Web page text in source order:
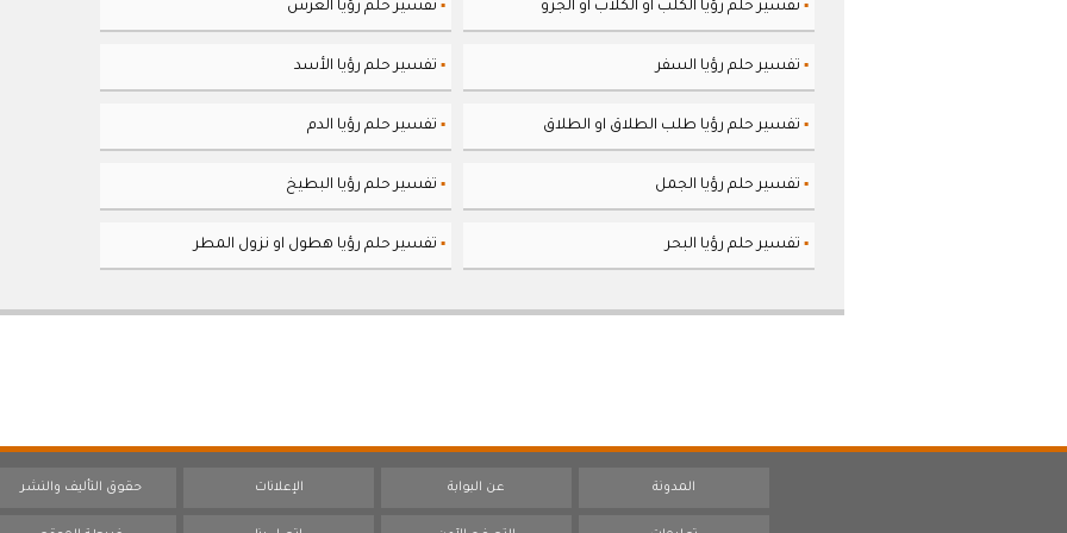
▪ تفسير حلم رؤيا الكلب او الكلاب او الجرو ▪ تفسير حلم رؤيا العرس
▪ تفسير حلم رؤيا السفر ▪ تفسير حلم رؤيا الأسد
▪ تفسير حلم رؤيا طلب الطلاق او الطلاق ▪ تفسير حلم رؤيا الدم
▪ تفسير حلم رؤيا الجمل ▪ تفسير حلم رؤيا البطيخ
▪ تفسير حلم رؤيا البحر ▪ تفسير حلم رؤيا هطول او نزول المطر
المدونة عن البوابة الإعلانات حقوق التأليف والنشر